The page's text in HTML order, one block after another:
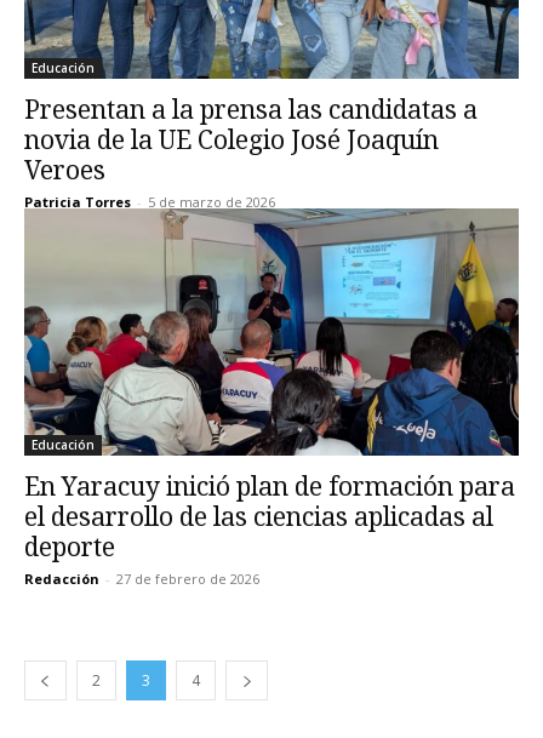
Educación
Presentan a la prensa las candidatas a
novia de la UE Colegio José Joaquín
Veroes
Patricia Torres - 5 de marzo de 2026
Educación
En Yaracuy inició plan de formación para
el desarrollo de las ciencias aplicadas al
deporte
Redacción - 27 de febrero de 2026
2 3 4